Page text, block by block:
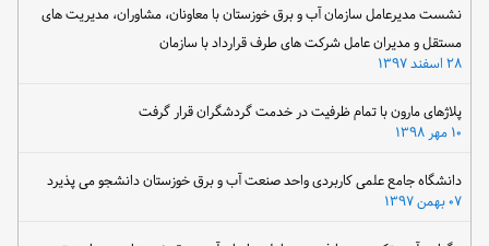
نشست مدیرعامل سازمان آب و برق خوزستان با معاونان، مشاوران، مدیریت های
مستقل و مدیران عامل شرکت های طرف قرارداد با سازمان
۲۸ اسفند ۱۳۹۷
پلاژهای مارون با تمام ظرفیت در خدمت گردشگران قرار گرفت
دانشگاه جامع علمی کاربردی واحد صنعت آب و برق خوزستان دانشجو می پذیرد
۰۷ بهمن ۱۳۹۷